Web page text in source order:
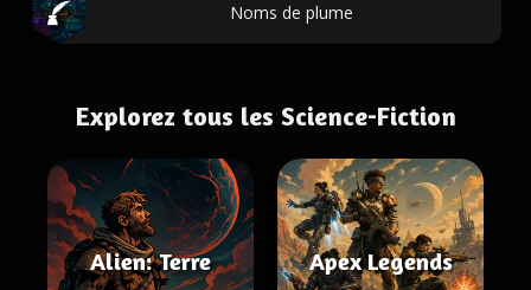
Noms de plume
Explorez tous les Science-Fiction
Alien: Terre Apex Legends